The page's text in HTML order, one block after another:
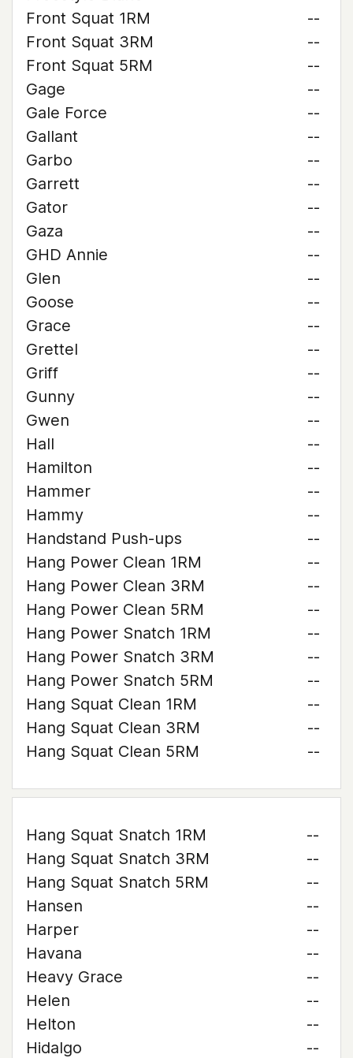
Front Squat 1RM
--
Front Squat 3RM
--
Front Squat 5RM
--
Gage
--
Gale Force
--
Gallant
--
Garbo
--
Garrett
--
Gator
--
Gaza
--
GHD Annie
--
Glen
--
Goose
--
Grace
--
Grettel
--
Griff
--
Gunny
--
Gwen
--
Hall
--
Hamilton
--
Hammer
--
Hammy
--
Handstand Push-ups
--
Hang Power Clean 1RM
--
Hang Power Clean 3RM
--
Hang Power Clean 5RM
--
Hang Power Snatch 1RM
--
Hang Power Snatch 3RM
--
Hang Power Snatch 5RM
--
Hang Squat Clean 1RM
--
Hang Squat Clean 3RM
--
Hang Squat Clean 5RM
--
Hang Squat Snatch 1RM
--
Hang Squat Snatch 3RM
--
Hang Squat Snatch 5RM
--
Hansen
--
Harper
--
Havana
--
Heavy Grace
--
Helen
--
Helton
--
Hidalgo
--